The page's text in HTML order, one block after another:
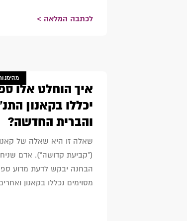
לכתבה המלאה >
איך הוחלט אלו
יכללו בקאנון
והברית החדשה?
שאלה זו היא שאלה של
("קביעת קדושה"). אדם
הבחנה יבקש לדעת מדוע
מסוימים נכללו בקאנון